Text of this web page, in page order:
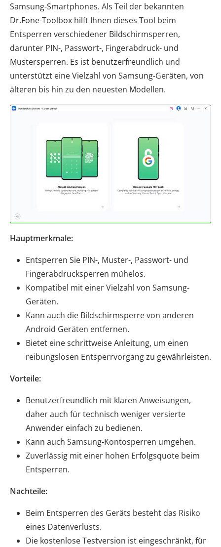
Samsung-Smartphones. Als Teil der bekannten
Dr.Fone-Toolbox hilft Ihnen dieses Tool beim
Entsperren verschiedener Bildschirmsperren,
darunter PIN-, Passwort-, Fingerabdruck- und
Mustersperren. Es ist benutzerfreundlich und
unterstützt eine Vielzahl von Samsung-Geräten, von
älteren bis hin zu den neuesten Modellen.
Hauptmerkmale:
Entsperren Sie PIN-, Muster-, Passwort- und
Fingerabdrucksperren mühelos.
Kompatibel mit einer Vielzahl von Samsung-
Geräten.
Kann auch die Bildschirmsperre von anderen
Android Geräten entfernen.
Bietet eine schrittweise Anleitung, um einen
reibungslosen Entsperrvorgang zu gewährleisten.
Vorteile:
Benutzerfreundlich mit klaren Anweisungen,
daher auch für technisch weniger versierte
Anwender einfach zu bedienen.
Kann auch Samsung-Kontosperren umgehen.
Zuverlässig mit einer hohen Erfolgsquote beim
Entsperren.
Nachteile:
Beim Entsperren des Geräts besteht das Risiko
eines Datenverlusts.
Die kostenlose Testversion ist eingeschränkt, für